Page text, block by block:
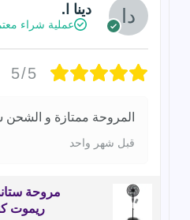
دينا ا.
عملية شراء
5/5
المروحة ممتازة و الشحن
قبل شهر واحد
مروحة